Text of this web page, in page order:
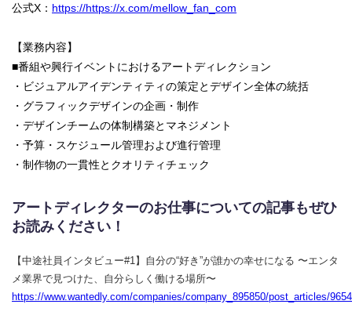
公式X： https://https://x.com/mellow_fan_com
【業務内容】
■番組や興行イベントにおけるアートディレクション
・ビジュアルアイデンティティの策定とデザイン全体の統括
・グラフィックデザインの企画・制作
・デザインチームの体制構築とマネジメント
・予算・スケジュール管理および進行管理
・制作物の一貫性とクオリティチェック
アートディレクターのお仕事についての記事もぜひ
お読みください！
【中途社員インタビュー#1】自分の“好き”が誰かの幸せになる 〜エンタ
メ業界で見つけた、自分らしく働ける場所〜
https://www.wantedly.com/companies/company_895850/post_articles/